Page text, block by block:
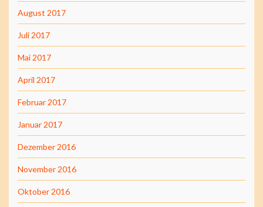
August 2017
Juli 2017
Mai 2017
April 2017
Februar 2017
Januar 2017
Dezember 2016
November 2016
Oktober 2016